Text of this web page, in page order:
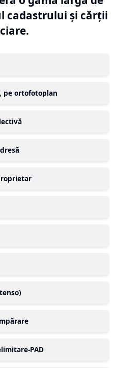
cadastrului și cărții
pe ortofotoplan
PAD